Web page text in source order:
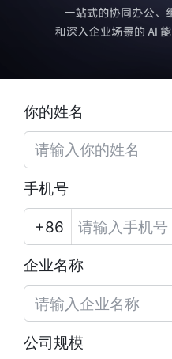
你的姓名
手机号
企业名称
公司规模